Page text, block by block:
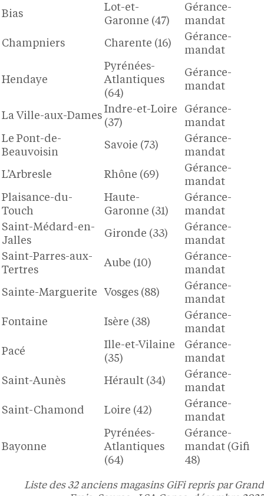
Bias
Lot-et-
Garonne (47)
Gérance-
mandat
Champniers Charente (16)
Gérance-
mandat
Hendaye
Pyrénées-
Atlantiques
(64)
Gérance-
mandat
La Ville-aux-Dames
Indre-et-Loire
(37)
Gérance-
mandat
Le Pont-de-
Beauvoisin
Savoie (73)
Gérance-
mandat
L’Arbresle Rhône (69)
Gérance-
mandat
Plaisance-du-
Touch
Haute-
Garonne (31)
Gérance-
mandat
Saint-Médard-en-
Jalles
Gironde (33)
Gérance-
mandat
Saint-Parres-aux-
Tertres
Aube (10)
Gérance-
mandat
Sainte-Marguerite Vosges (88)
Gérance-
mandat
Fontaine Isère (38)
Gérance-
mandat
Pacé
Ille-et-Vilaine
(35)
Gérance-
mandat
Saint-Aunès Hérault (34)
Gérance-
mandat
Saint-Chamond Loire (42)
Gérance-
mandat
Bayonne
Pyrénées-
Atlantiques
(64)
Gérance-
mandat (Gifi
48)
Liste des 32 anciens magasins GiFi repris par Grand